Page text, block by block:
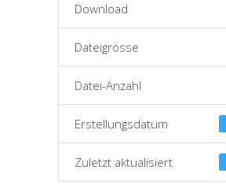
Download
Dateigrösse
Datei-Anzahl
Erstellungsdatum
Zuletzt aktualisiert